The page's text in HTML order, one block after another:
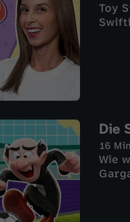
Toy
Die
16
Wie